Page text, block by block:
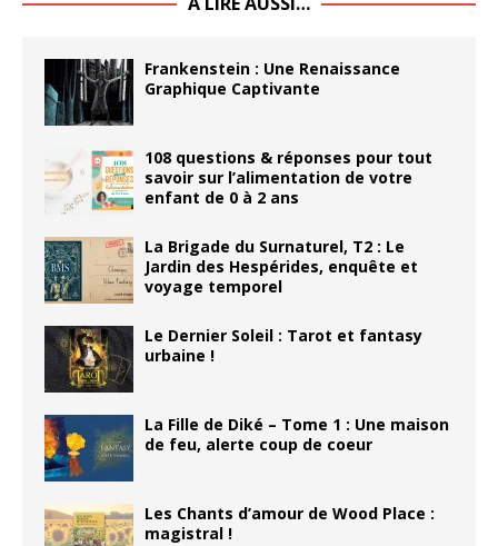
Frankenstein : Une Renaissance
Graphique Captivante
108 questions & réponses pour tout
savoir sur l’alimentation de votre
enfant de 0 à 2 ans
La Brigade du Surnaturel, T2 : Le
Jardin des Hespérides, enquête et
voyage temporel
Le Dernier Soleil : Tarot et fantasy
urbaine !
La Fille de Diké – Tome 1 : Une maison
de feu, alerte coup de coeur
Les Chants d’amour de Wood Place :
magistral !